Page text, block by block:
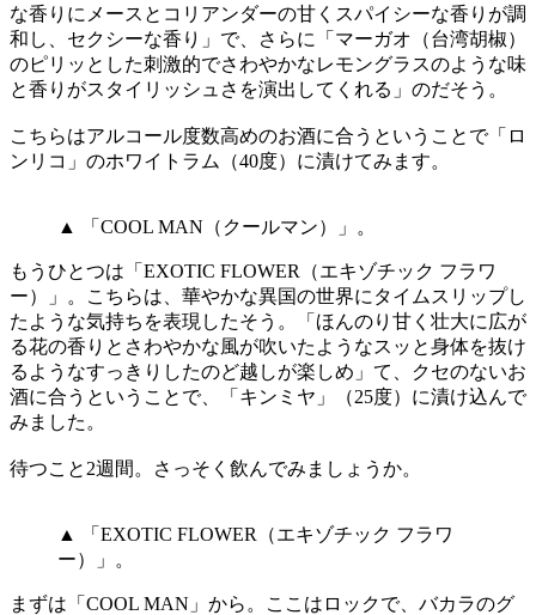
な香りにメースとコリアンダーの甘くスパイシーな香りが調
和し、セクシーな香り」で、さらに「マーガオ（台湾胡椒）
のピリッとした刺激的でさわやかなレモングラスのような味
と香りがスタイリッシュさを演出してくれる」のだそう。
こちらはアルコール度数高めのお酒に合うということで「ロ
ンリコ」のホワイトラム（40度）に漬けてみます。
▲ 「COOL MAN（クールマン）」。
もうひとつは「EXOTIC FLOWER（エキゾチック フラワ
ー）」。こちらは、華やかな異国の世界にタイムスリップし
たような気持ちを表現したそう。「ほんのり甘く壮大に広が
る花の香りとさわやかな風が吹いたようなスッと身体を抜け
るようなすっきりしたのど越しが楽しめ」て、クセのないお
酒に合うということで、「キンミヤ」（25度）に漬け込んで
みました。
待つこと2週間。さっそく飲んでみましょうか。
▲ 「EXOTIC FLOWER（エキゾチック フラワ
ー）」。
まずは「COOL MAN」から。ここはロックで、バカラのグ